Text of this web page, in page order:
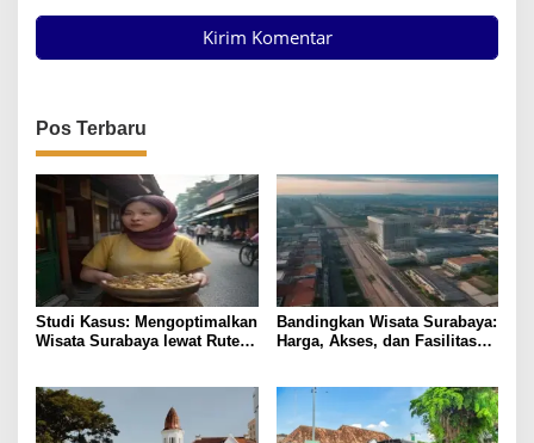
Pos Terbaru
Studi Kasus: Mengoptimalkan
Wisata Surabaya lewat Rute
Bandingkan Wisata Surabaya:
Harga, Akses, dan Fasilitas